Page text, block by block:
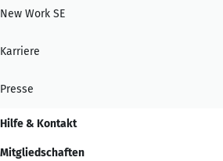
New Work SE
Karriere
Presse
Hilfe & Kontakt
Mitgliedschaften